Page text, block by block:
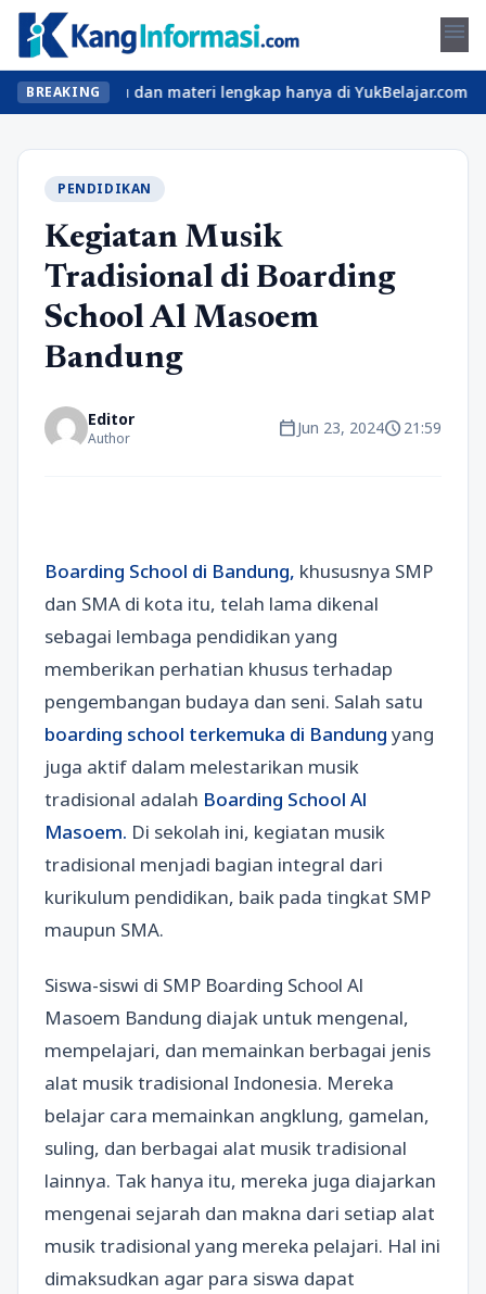
menu
BREAKING
seru dan materi lengkap hanya di YukBelajar.com.
PENDIDIKAN
Kegiatan Musik
Tradisional di Boarding
School Al Masoem
Bandung
Editor
Author calendar_todayJun 23, 2024schedule21:59
Boarding School di Bandung, khususnya SMP
dan SMA di kota itu, telah lama dikenal
sebagai lembaga pendidikan yang
memberikan perhatian khusus terhadap
pengembangan budaya dan seni. Salah satu
boarding school terkemuka di Bandung yang
juga aktif dalam melestarikan musik
tradisional adalah Boarding School Al
Masoem. Di sekolah ini, kegiatan musik
tradisional menjadi bagian integral dari
kurikulum pendidikan, baik pada tingkat SMP
maupun SMA.
Siswa-siswi di SMP Boarding School Al
Masoem Bandung diajak untuk mengenal,
mempelajari, dan memainkan berbagai jenis
alat musik tradisional Indonesia. Mereka
belajar cara memainkan angklung, gamelan,
suling, dan berbagai alat musik tradisional
lainnya. Tak hanya itu, mereka juga diajarkan
mengenai sejarah dan makna dari setiap alat
musik tradisional yang mereka pelajari. Hal ini
dimaksudkan agar para siswa dapat